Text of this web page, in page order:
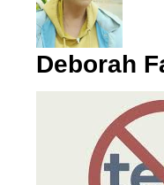
Deborah